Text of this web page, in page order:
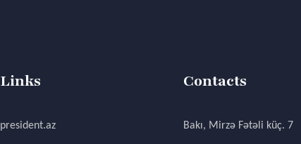
Links
president.az
Contacts
Bakı, Mirzə Fətəli küç. 7